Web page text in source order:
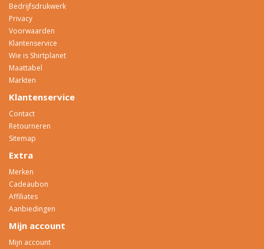
Bedrijfsdrukwerk
Privacy
Voorwaarden
Klantenservice
Wie is Shirtplanet
Maattabel
Markten
Klantenservice
Contact
Retourneren
Sitemap
Extra
Merken
Cadeaubon
Affiliates
Aanbiedingen
Mijn account
Mijn account